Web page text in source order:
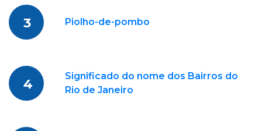
3 Piolho-de-pombo
4
Significado do nome dos Bairros do
Rio de Janeiro